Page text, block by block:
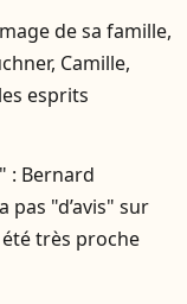
de sa famille,
Camille,
esprits
: Bernard
pas "d’avis" sur
été très proche